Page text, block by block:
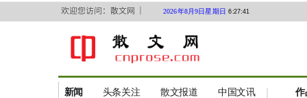
欢迎您访问：散文网 ｜
新闻 头条关注 散文报道 中国文讯 作
2026年8月9日星期日 6:27:41